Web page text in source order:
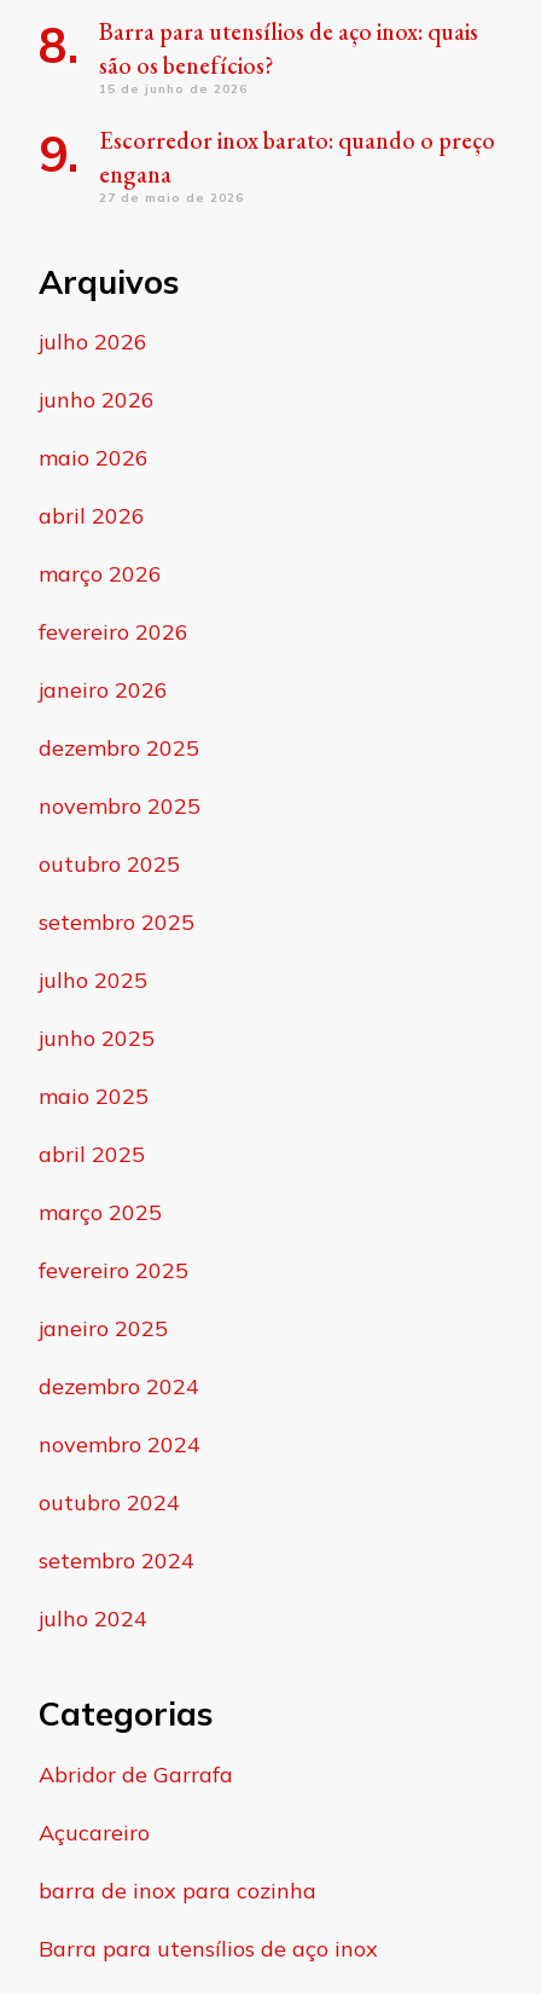
Barra para utensílios de aço inox: quais
são os benefícios?
15 de junho de 2026
Escorredor inox barato: quando o preço
engana
27 de maio de 2026
Arquivos
julho 2026
junho 2026
maio 2026
abril 2026
março 2026
fevereiro 2026
janeiro 2026
dezembro 2025
novembro 2025
outubro 2025
setembro 2025
julho 2025
junho 2025
maio 2025
abril 2025
março 2025
fevereiro 2025
janeiro 2025
dezembro 2024
novembro 2024
outubro 2024
setembro 2024
julho 2024
Categorias
Abridor de Garrafa
Açucareiro
barra de inox para cozinha
Barra para utensílios de aço inox